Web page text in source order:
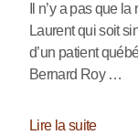
Il n’y a pas que
Laurent qui soit
d’un patient
Bernard Roy …
Lire la suite